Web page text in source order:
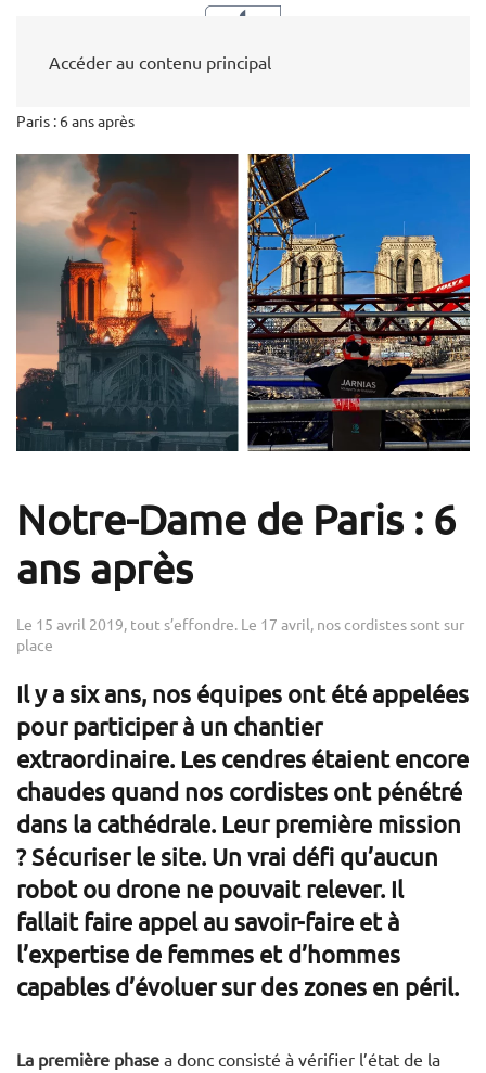
Accéder au contenu principal
Paris : 6 ans après
Notre-Dame de Paris : 6
ans après
Le 15 avril 2019, tout s’effondre. Le 17 avril, nos cordistes sont sur
place
Il y a six ans, nos équipes ont été appelées
pour participer à un chantier
extraordinaire. Les cendres étaient encore
chaudes quand nos cordistes ont pénétré
dans la cathédrale. Leur première mission
? Sécuriser le site. Un vrai défi qu’aucun
robot ou drone ne pouvait relever. Il
fallait faire appel au savoir-faire et à
l’expertise de femmes et d’hommes
capables d’évoluer sur des zones en péril.
La première phase a donc consisté à vérifier l’état de la